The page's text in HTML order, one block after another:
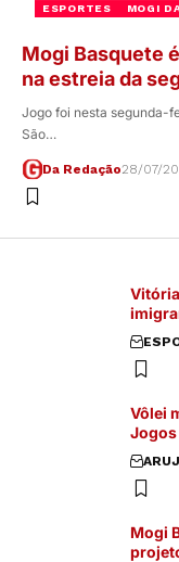
ESPORTES MOGI
Mogi Basquete
na estreia da
Jogo foi nesta segunda-
São…
Da Redação28/07/
Vôlei
Jogos
Mogi